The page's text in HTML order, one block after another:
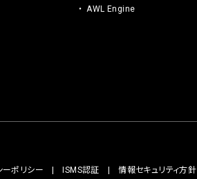
AWL Engine
ーポリシー ISMS認証 情報セキュリティ方針